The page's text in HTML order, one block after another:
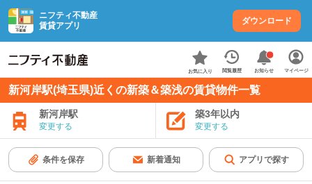
ニフティ不動産
賃貸アプリ
ダウンロード
お気に入り 閲覧履歴 お知らせ マイページ
新河岸駅(埼玉県)近くの新築＆築浅の賃貸物件一覧
新河岸駅
変更する
築3年以内
変更する
条件を保存 新着通知 アプリで探す